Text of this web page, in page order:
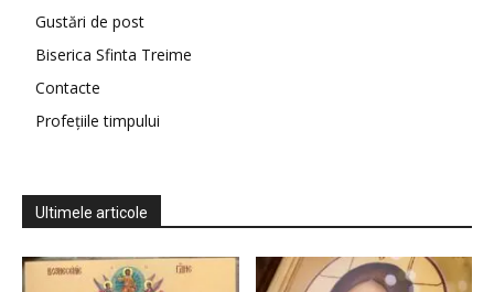
Gustări de post
Biserica Sfinta Treime
Contacte
Profețiile timpului
Ultimele articole